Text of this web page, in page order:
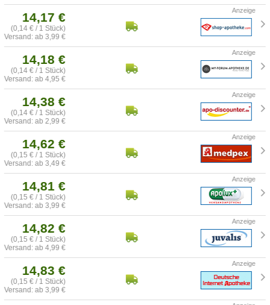
14,17 €
(0,14 € / 1 Stück)
Versand: ab 3,99 €
14,18 €
(0,14 € / 1 Stück)
Versand: ab 4,95 €
14,38 €
(0,14 € / 1 Stück)
Versand: ab 2,99 €
14,62 €
(0,15 € / 1 Stück)
Versand: ab 3,49 €
14,81 €
(0,15 € / 1 Stück)
Versand: ab 3,99 €
14,82 €
(0,15 € / 1 Stück)
Versand: ab 4,99 €
14,83 €
(0,15 € / 1 Stück)
Versand: ab 3,99 €